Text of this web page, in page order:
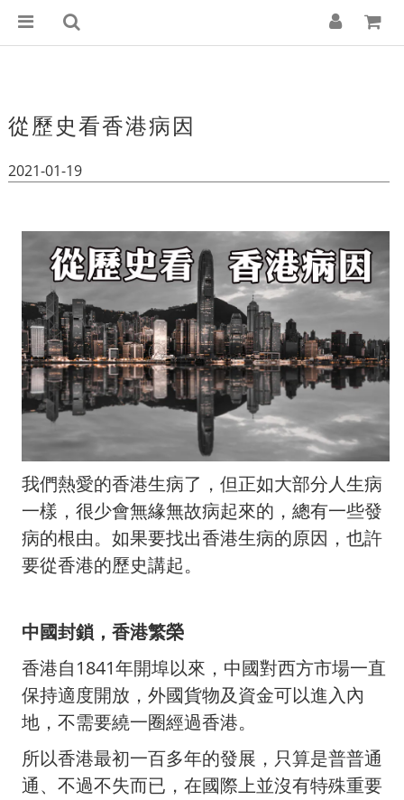
從歷史看香港病因
2021-01-19
我們熱愛的香港生病了，但正如大部分人生病
一樣，很少會無緣無故病起來的，總有一些發
病的根由。如果要找出香港生病的原因，也許
要從香港的歷史講起。
中國封鎖，香港繁榮
香港自1841年開埠以來，中國對西方市場一直
保持適度開放，外國貨物及資金可以進入內
地，不需要繞一圈經過香港。
所以香港最初一百多年的發展，只算是普普通
通、不過不失而已，在國際上並沒有特殊重要